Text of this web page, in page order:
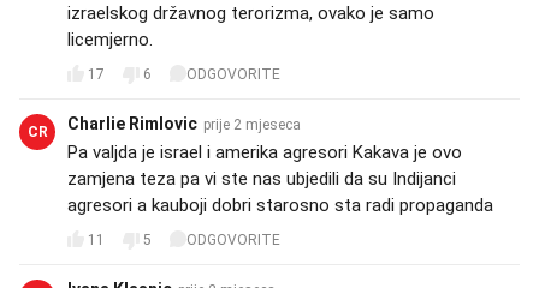
izraelskog državnog terorizma, ovako je samo
licemjerno.
17 6 ODGOVORITE
CR Charlie Rimlovic prije 2 mjeseca
Pa valjda je israel i amerika agresori Kakava je ovo
zamjena teza pa vi ste nas ubjedili da su Indijanci
agresori a kauboji dobri starosno sta radi propaganda
11 5 ODGOVORITE